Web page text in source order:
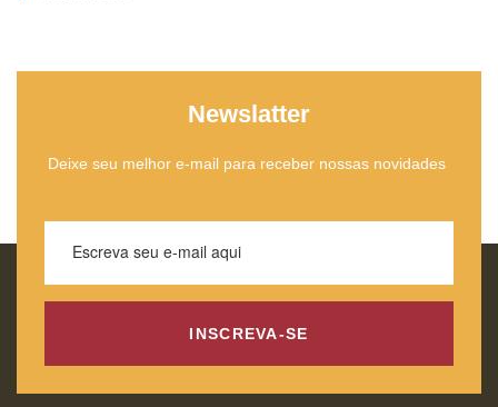
Newslatter
Deixe seu melhor e-mail para receber nossas novidades
INSCREVA-SE